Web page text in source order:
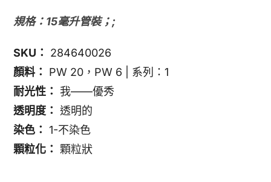
規格：15毫升管裝；;
SKU：
284640026
顏料：
PW 20，PW 6 | 系列：1
耐光性：
我——優秀
透明度： 透明的
染色： 1-不染色
顆粒化： 顆粒狀